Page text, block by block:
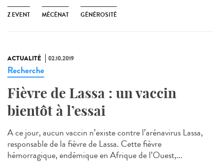
Z EVENT MÉCÉNAT GÉNÉROSITÉ
ACTUALITÉ 02.10.2019
Recherche
Fièvre de Lassa : un vaccin
bientôt à l’essai
A ce jour, aucun vaccin n’existe contre l’arénavirus Lassa,
responsable de la fièvre de Lassa. Cette fièvre
hémorragique, endémique en Afrique de l’Ouest,...